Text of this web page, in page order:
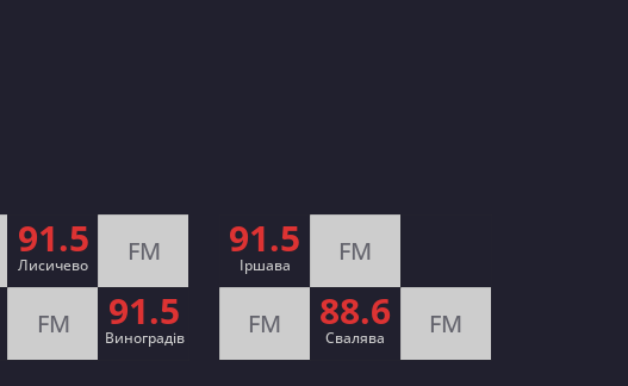
91.5
Лисичево FM
FM 91.5
Виноградів
91.5
Іршава FM
FM 88.6
Cвалява FM